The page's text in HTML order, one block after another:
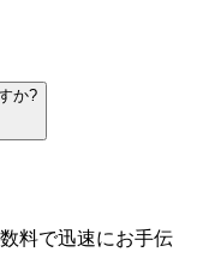
か?
料で迅速にお手伝